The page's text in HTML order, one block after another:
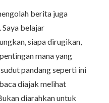
berita juga
belajar
siapa dirugikan,
mana yang
pandang seperti ini
diajak melihat
diarahkan untuk